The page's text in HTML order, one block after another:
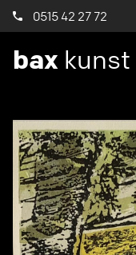
0515 42 27 72
bax kunst